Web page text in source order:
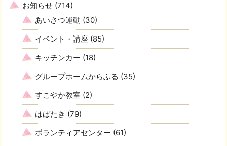
お知らせ (714)
あいさつ運動 (30)
イベント・講座 (85)
キッチンカー (18)
グループホームからふる (35)
すこやか教室 (2)
はばたき (79)
ボランティアセンター (61)